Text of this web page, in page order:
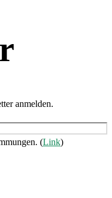
anmelden.
(Link)